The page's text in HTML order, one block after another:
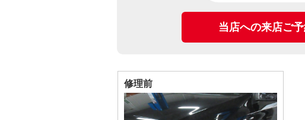
当店への来店ご
修理前